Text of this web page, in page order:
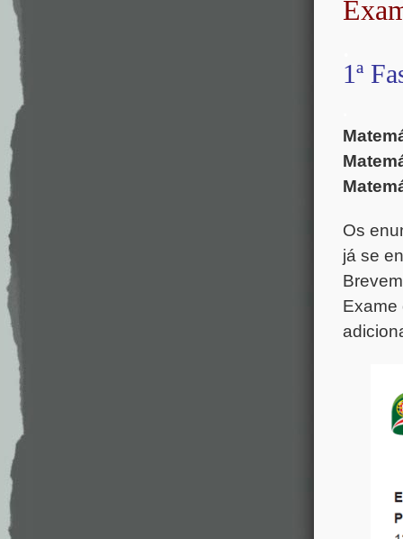
1ª
Os
já se
Exame